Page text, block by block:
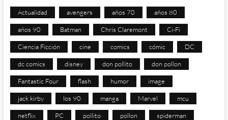
Actualidad avengers años 70 años 80
años 90 Batman Chris Claremont Ci-Fi
Ciencia Ficción cine comics cómic DC
dc comics disney don pollito don pollon
Fantastic Four flash humor image
jack kirby los 90 manga Marvel mcu
netflix PC pollito pollon spiderman